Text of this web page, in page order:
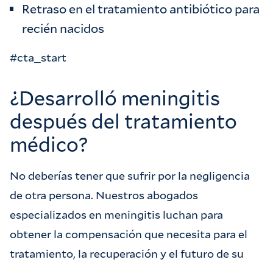
Retraso en el tratamiento antibiótico para
recién nacidos
#cta_start
¿Desarrolló meningitis
después del tratamiento
médico?
No deberías tener que sufrir por la negligencia
de otra persona. Nuestros abogados
especializados en meningitis luchan para
obtener la compensación que necesita para el
tratamiento, la recuperación y el futuro de su